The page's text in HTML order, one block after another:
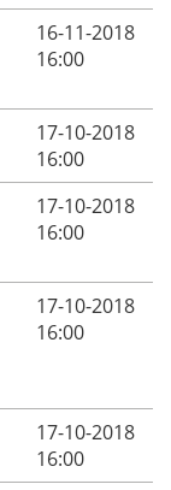
16-11-2018
16:00
17-10-2018
16:00
17-10-2018
16:00
17-10-2018
16:00
17-10-2018
16:00